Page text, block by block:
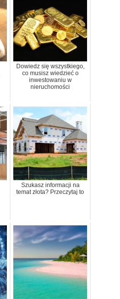
Dowiedz się wszystkiego,
co musisz wiedzieć o
inwestowaniu w
nieruchomości
Szukasz informacji na
temat złota? Przeczytaj to